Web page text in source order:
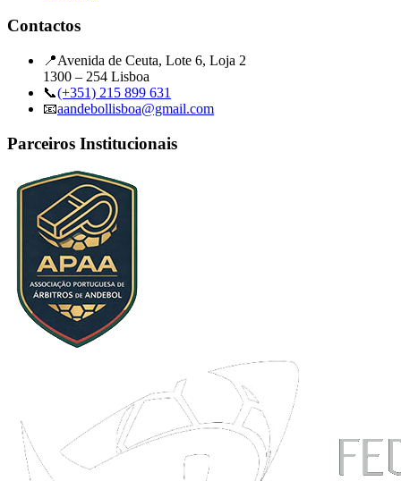
Contactos
📍Avenida de Ceuta, Lote 6, Loja 2
1300 – 254 Lisboa
📞(+351) 215 899 631
📧aandebollisboa@gmail.com
Parceiros Institucionais